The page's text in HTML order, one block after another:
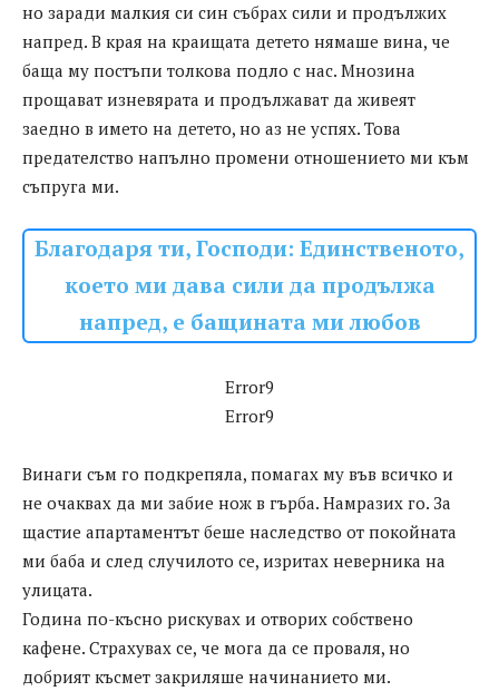
но заради малкия си син събрах сили и продължих
напред. В края на краищата детето нямаше вина, че
баща му постъпи толкова подло с нас. Мнозина
прощават изневярата и продължават да живеят
заедно в името на детето, но аз не успях. Това
предателство напълно промени отношението ми към
съпруга ми.
Благодаря ти, Господи: Единственото,
което ми дава сили да продължа
напред, е бащината ми любов
Error9
Error9
Винаги съм го подкрепяла, помагах му във всичко и
не очаквах да ми забие нож в гърба. Намразих го. За
щастие апартаментът беше наследство от покойната
ми баба и след случилото се, изритах неверника на
улицата.
Година по-късно рискувах и отворих собствено
кафене. Страхувах се, че мога да се проваля, но
добрият късмет закриляше начинанието ми.